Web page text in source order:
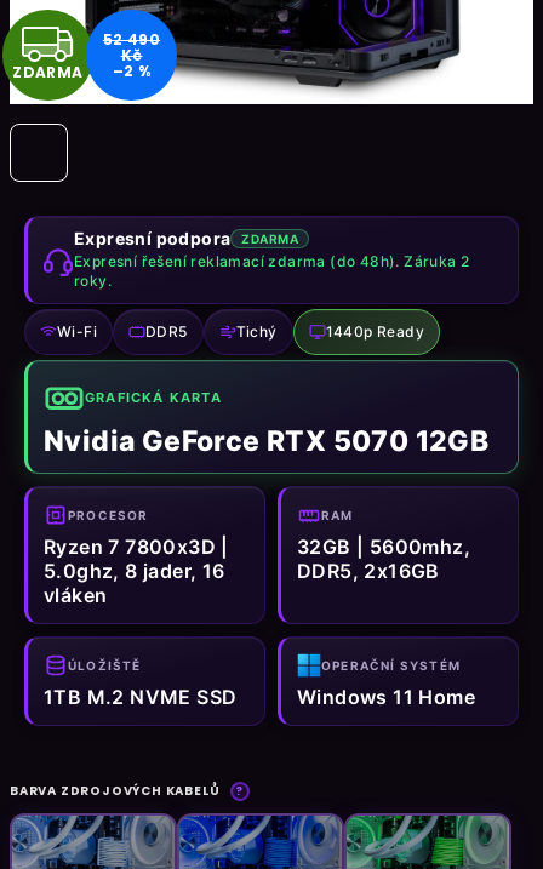
Expresní podpora ZDARMA
Expresní řešení reklamací zdarma (do 48h). Záruka 2
roky.
Wi-Fi DDR5 Tichý 1440p Ready
PROCESOR
Ryzen 7 7800x3D |
5.0ghz, 8 jader, 16
vláken
GRAFICKÁ KARTA
Nvidia GeForce RTX 5070 12GB
RAM
32GB | 5600mhz,
DDR5, 2x16GB
ÚLOŽIŠTĚ
1TB M.2 NVME SSD
OPERAČNÍ SYSTÉM
Windows 11 Home
BARVA ZDROJOVÝCH KABELŮ ?
Z
D
M
A
ZDARMA
52 490
Kč
–2 %